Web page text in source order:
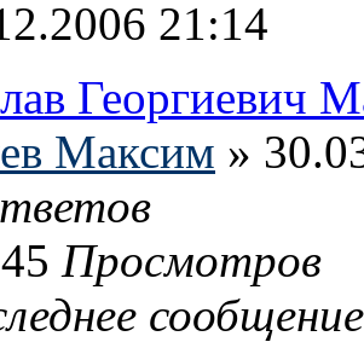
21:14
Георгиевич
Максим »
Просмотров